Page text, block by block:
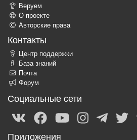
Веруем
О проекте
Авторские права
Контакты
Центр поддержки
База знаний
Почта
Форум
Социальные сети
Приложения